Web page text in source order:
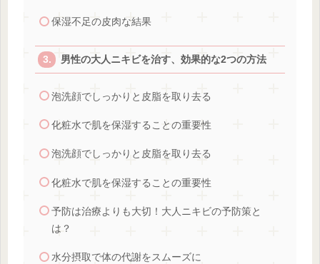
保湿不足の皮肉な結果
男性の大人ニキビを治す、効果的な2つの方法
泡洗顔でしっかりと皮脂を取り去る
化粧水で肌を保湿することの重要性
泡洗顔でしっかりと皮脂を取り去る
化粧水で肌を保湿することの重要性
予防は治療よりも大切！大人ニキビの予防策と
は？
水分摂取で体の代謝をスムーズに